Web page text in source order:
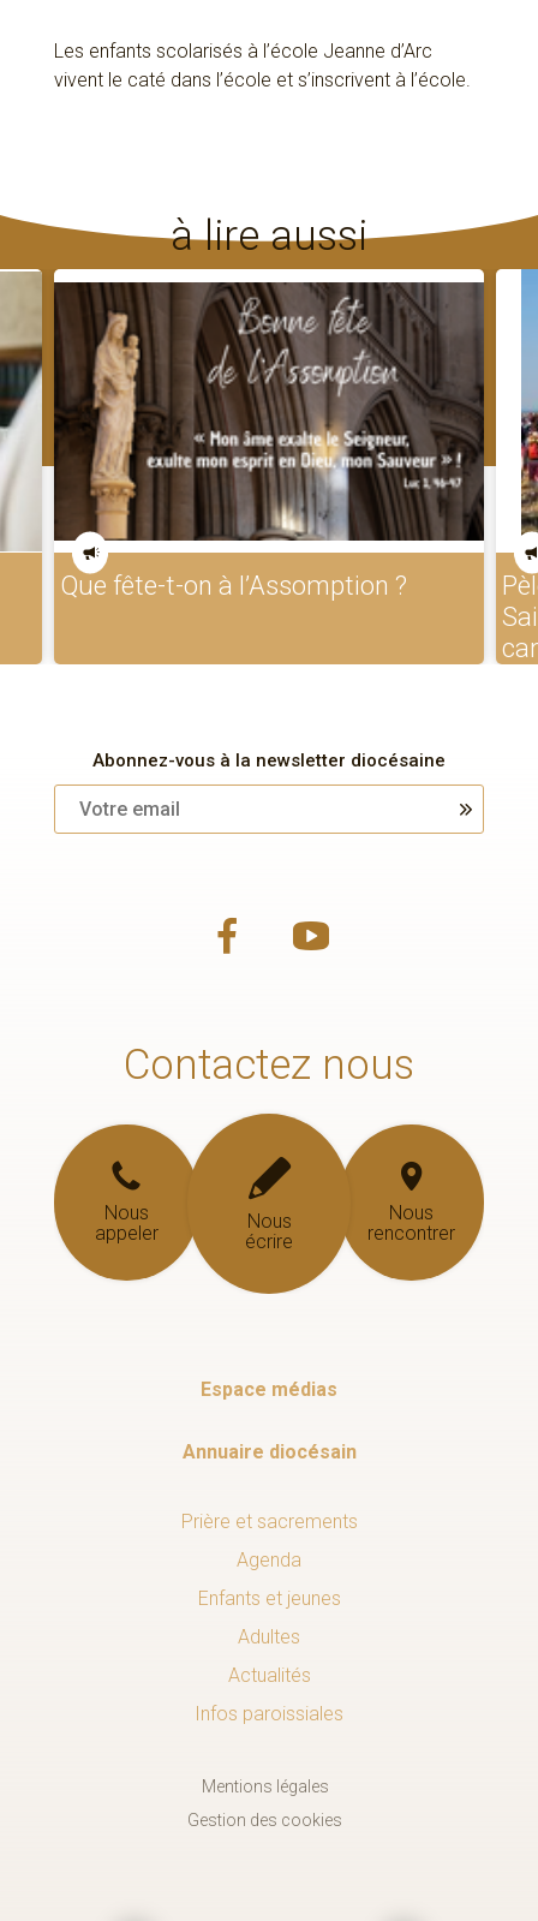
Les enfants scolarisés à l’école Jeanne d’Arc
vivent le caté dans l’école et s’inscrivent à l’école.
à lire aussi
Que fête-t-on à l’Assomption ?
Abonnez-vous à la newsletter diocésaine
Contactez nous
Nous
appeler
Nous
écrire
Nous
rencontrer
Espace médias
Annuaire diocésain
Prière et sacrements
Agenda
Enfants et jeunes
Adultes
Actualités
Infos paroissiales
Mentions légales
Gestion des cookies